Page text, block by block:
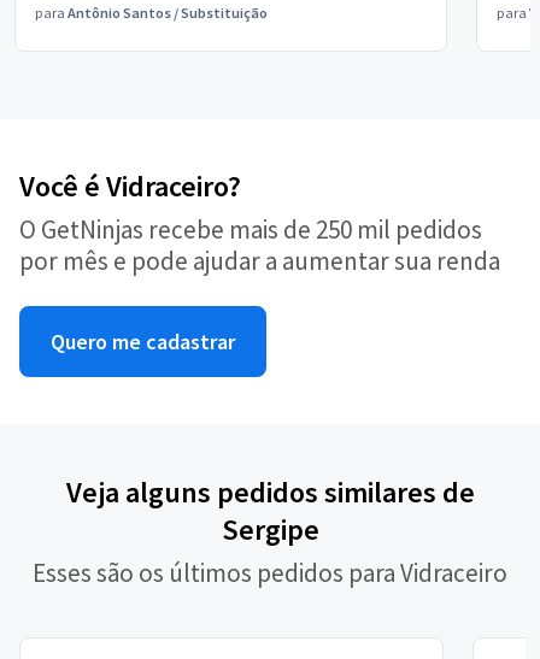
para Antônio Santos /Substituição para
Você é Vidraceiro?
O GetNinjas recebe mais de 250 mil pedidos
por mês e pode ajudar a aumentar sua renda
Quero me cadastrar
Veja alguns pedidos similares de
Sergipe
Esses são os últimos pedidos para Vidraceiro